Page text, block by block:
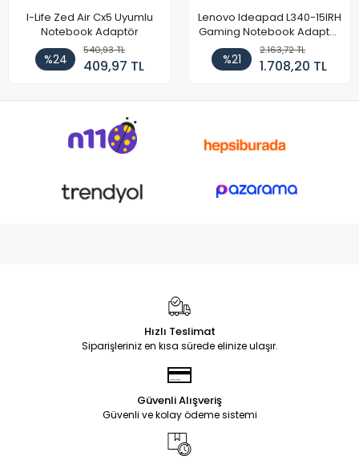
I-Life Zed Air Cx5 Uyumlu
Notebook Adaptör
%24
540,93 TL
409,97 TL
Lenovo Ideapad L340-15IRH
Gaming Notebook Adaptör
Cihazı Şarj Aleti (150W)
%21
2.163,72 TL
1.708,20 TL
Hızlı Teslimat
Siparişleriniz en kısa sürede elinize ulaşır.
Güvenli Alışveriş
Güvenli ve kolay ödeme sistemi